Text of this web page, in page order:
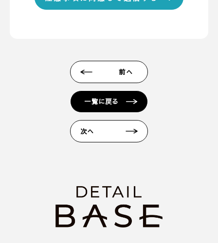
いる場合、当サイトからの予約完了通知などを受信
います。 ＊各キャリア、ご利用機種ごとの詳しい設
定方法等は各キャリアへお問い合わせください。
■ 来場予約からプレゼントまでの流れ
1. 当フォームからご予約いただきます。
2. 当日ご来場いただきます。
3. 弊社のアンケートにご記入いただきます。その際
■ その他、プレゼントに関する注意事項
・初めてディテールホームグループにご来場いただ
く方のみ対象とさせていだきます。
前へ
一覧に戻る
次へ